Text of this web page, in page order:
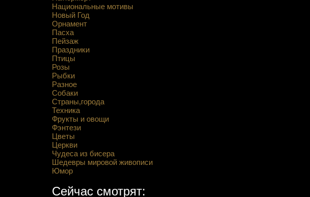
Национальные мотивы
Новый Год
Орнамент
Пасха
Пейзаж
Праздники
Птицы
Розы
Рыбки
Разное
Собаки
Страны,города
Техника
Фрукты и овощи
Фэнтези
Цветы
Церкви
Чудеса из бисера
Шедевры мировой живописи
Юмор
Сейчас смотрят: